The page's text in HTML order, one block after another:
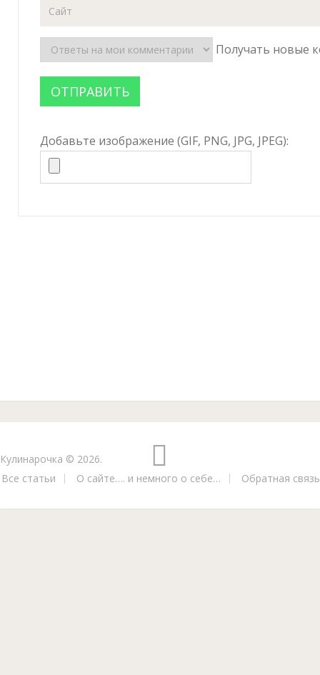
Получать новые
Добавьте изображение (GIF, PNG, JPG, JPEG):
Кулинарочка © 2026.
Все статьи
О сайте…. и немного о себе… Обратная связь